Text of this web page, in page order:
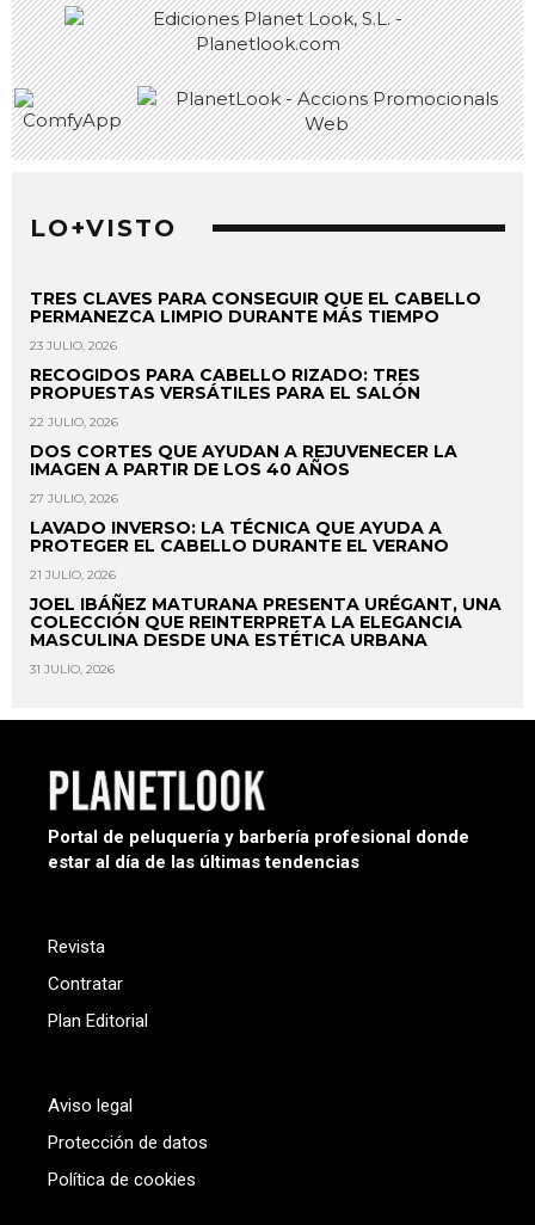
LO+VISTO
TRES CLAVES PARA CONSEGUIR QUE EL CABELLO
PERMANEZCA LIMPIO DURANTE MÁS TIEMPO
23 JULIO, 2026
RECOGIDOS PARA CABELLO RIZADO: TRES
PROPUESTAS VERSÁTILES PARA EL SALÓN
22 JULIO, 2026
DOS CORTES QUE AYUDAN A REJUVENECER LA
IMAGEN A PARTIR DE LOS 40 AÑOS
27 JULIO, 2026
LAVADO INVERSO: LA TÉCNICA QUE AYUDA A
PROTEGER EL CABELLO DURANTE EL VERANO
21 JULIO, 2026
JOEL IBÁÑEZ MATURANA PRESENTA URÉGANT, UNA
COLECCIÓN QUE REINTERPRETA LA ELEGANCIA
MASCULINA DESDE UNA ESTÉTICA URBANA
31 JULIO, 2026
Portal de peluquería y barbería profesional donde
estar al día de las últimas tendencias
Revista
Contratar
Plan Editorial
Aviso legal
Protección de datos
Política de cookies